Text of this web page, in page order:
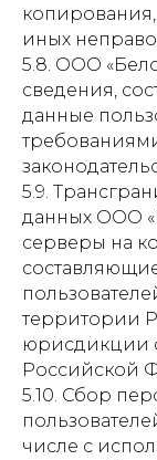
иных
5.8. ООО
сведения,
данные
5.9.
данных ООО
серверы на
территории
юрисдикции
Российской
5.10. Сбор
числе с